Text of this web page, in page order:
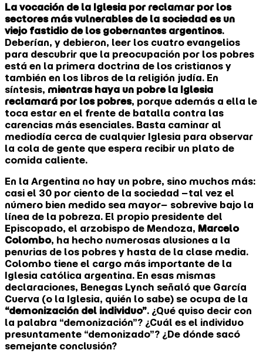
La vocación de la Iglesia por reclamar por los
sectores más vulnerables de la sociedad es un
viejo fastidio de los gobernantes argentinos.
Deberían, y debieron, leer los cuatro evangelios
para descubrir que la preocupación por los pobres
está en la primera doctrina de los cristianos y
también en los libros de la religión judía. En
síntesis, mientras haya un pobre la Iglesia
reclamará por los pobres, porque además a ella le
toca estar en el frente de batalla contra las
carencias más esenciales. Basta caminar al
mediodía cerca de cualquier Iglesia para observar
la cola de gente que espera recibir un plato de
comida caliente.
En la Argentina no hay un pobre, sino muchos más:
casi el 30 por ciento de la sociedad −tal vez el
número bien medido sea mayor− sobrevive bajo la
línea de la pobreza. El propio presidente del
Episcopado, el arzobispo de Mendoza, Marcelo
Colombo, ha hecho numerosas alusiones a la
penurias de los pobres y hasta de la clase media.
Colombo tiene el cargo más importante de la
Iglesia católica argentina. En esas mismas
declaraciones, Benegas Lynch señaló que García
Cuerva (o la Iglesia, quién lo sabe) se ocupa de la
“demonización del individuo”. ¿Qué quiso decir con
la palabra “demonización”? ¿Cuál es el individuo
presuntamente “demonizado”? ¿De dónde sacó
semejante conclusión?